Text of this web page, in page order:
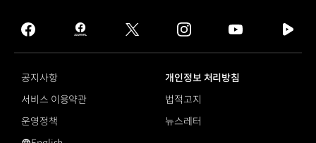
GROUP
facebook
hmg
journal
twitter instagram
tv
공지사항
개인정보 처리방침
서비스 이용약관
법적고지
운영정책
뉴스레터